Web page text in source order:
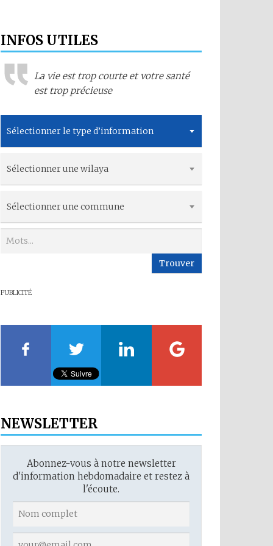
INFOS UTILES
La vie est trop courte et votre santé
est trop précieuse
Sélectionner le type d’information
Sélectionner une wilaya
Sélectionner une commune
Trouver
PUBLICITÉ
NEWSLETTER
Abonnez-vous à notre newsletter
d'information hebdomadaire et restez à
l'écoute.